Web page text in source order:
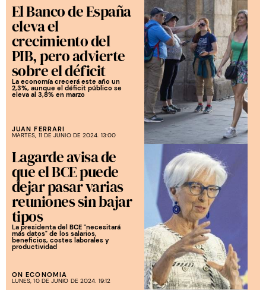
El Banco de España
eleva el
crecimiento del
PIB, pero advierte
sobre el déficit
La economía crecerá este año un
2,3%, aunque el déficit público se
eleva al 3,8% en marzo
JUAN FERRARI
MARTES, 11 DE JUNIO DE 2024. 13:00
Lagarde avisa de
que el BCE puede
dejar pasar varias
reuniones sin bajar
tipos
La presidenta del BCE "necesitará
más datos" de los salarios,
beneficios, costes laborales y
productividad
ON ECONOMIA
LUNES, 10 DE JUNIO DE 2024. 19:12